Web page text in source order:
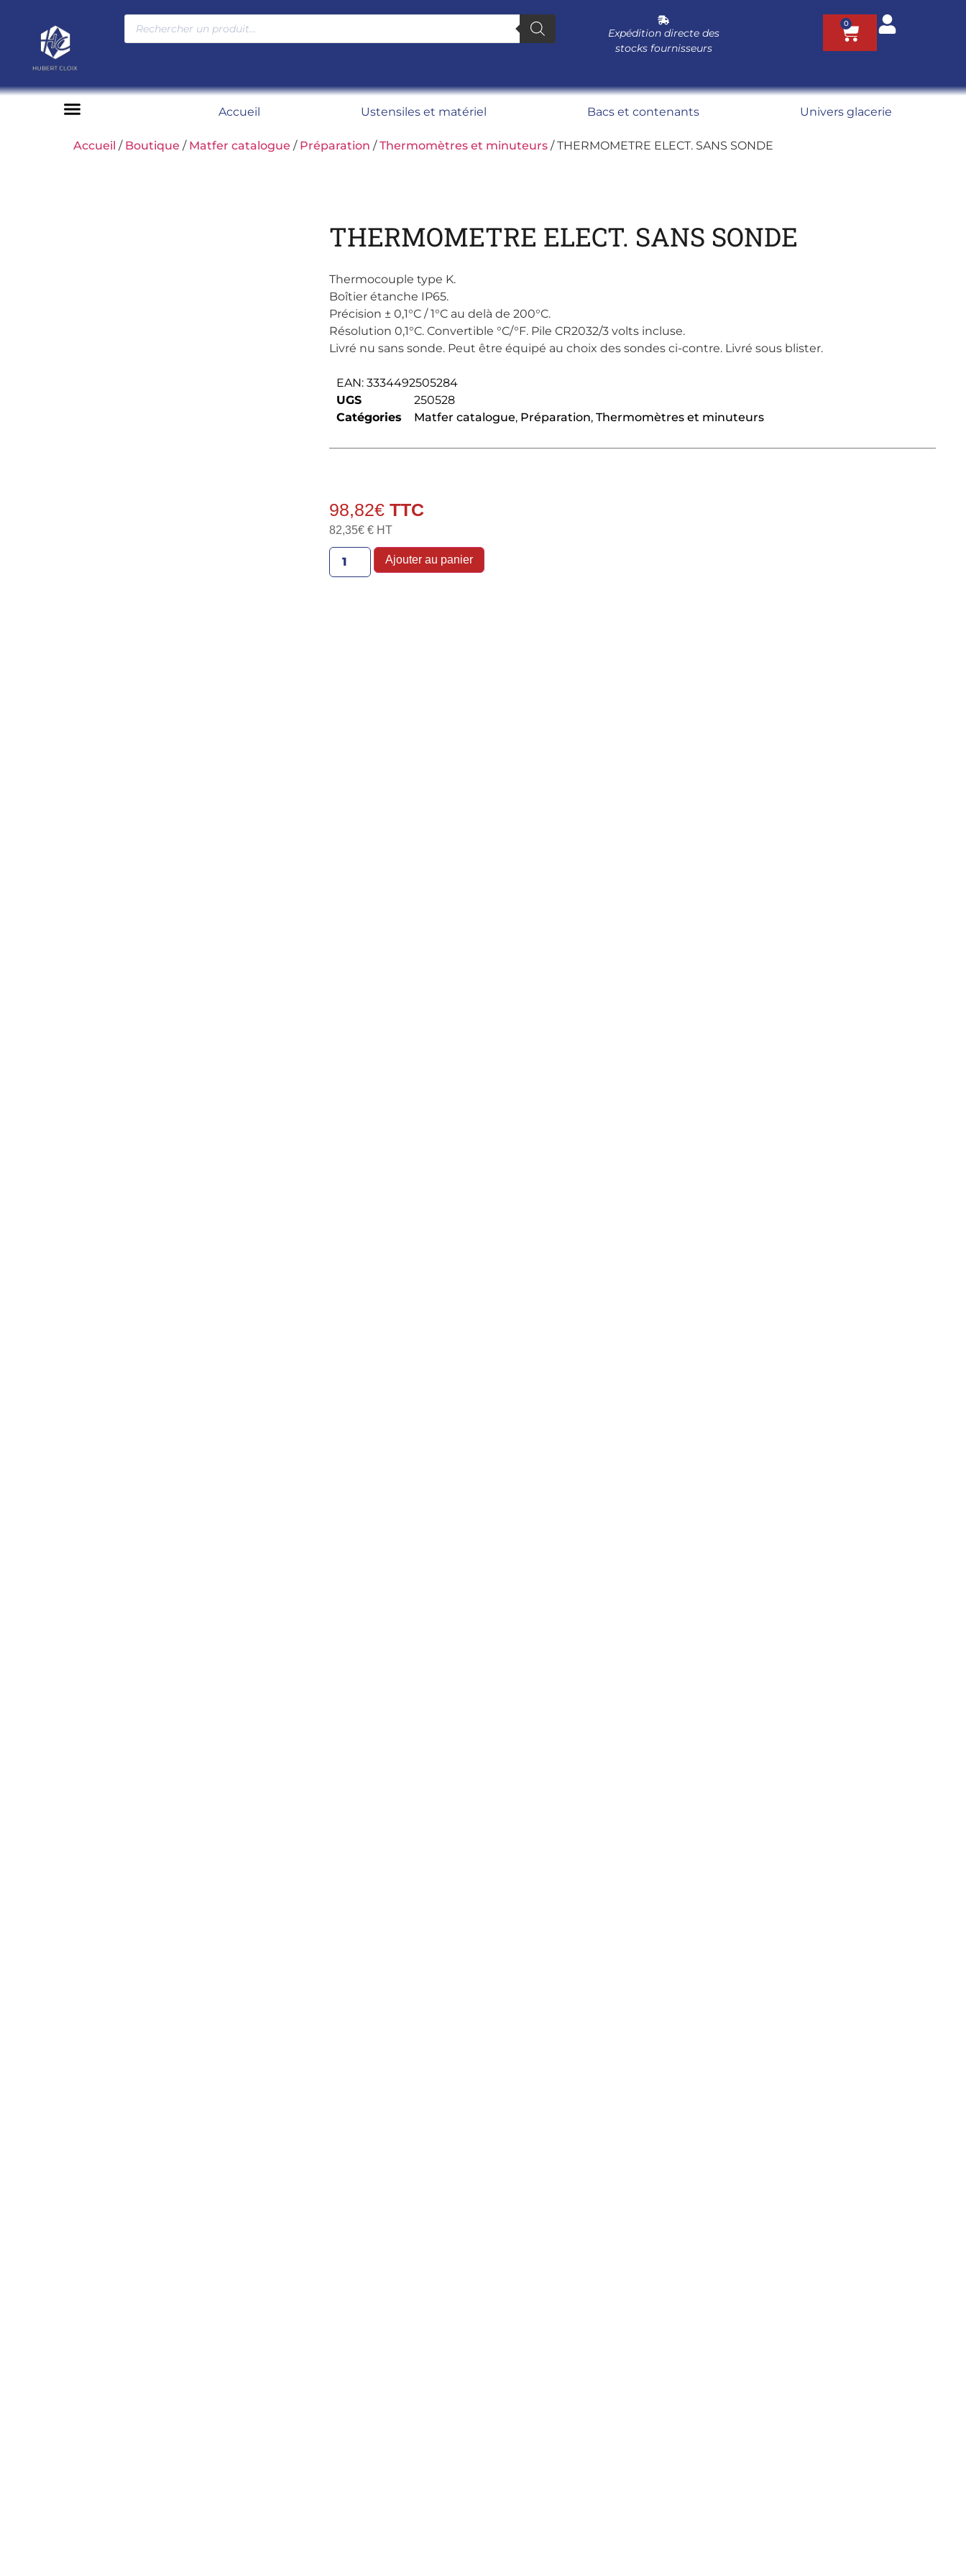
Expédition directe des
stocks fournisseurs
0
Accueil Ustensiles et matériel Bacs et contenants Univers glacerie
Accueil / Boutique / Matfer catalogue / Préparation /Thermomètres et minuteurs / THERMOMETRE ELECT. SANS SONDE
THERMOMETRE ELECT. SANS SONDE
Thermocouple type K.
Boîtier étanche IP65.
Précision ± 0,1°C / 1°C au delà de 200°C.
Résolution 0,1°C. Convertible °C/°F. Pile CR2032/3 volts incluse.
Livré nu sans sonde. Peut être équipé au choix des sondes ci-contre. Livré sous blister.
EAN: 3334492505284
UGS
250528
Catégories
Matfer catalogue, Préparation, Thermomètres et minuteurs
98,82€
82,35€€ HT
Ajouter au panier